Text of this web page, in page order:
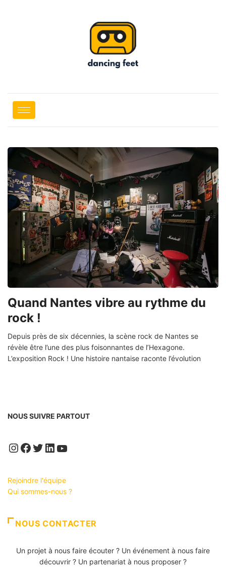
Quand Nantes vibre au rythme du
rock !
Depuis près de six décennies, la scène rock de Nantes se
révèle être l’une des plus foisonnantes de l’Hexagone.
L’exposition Rock ! Une histoire nantaise raconte l’évolution
NOUS SUIVRE PARTOUT
Instagram
Facebook
Twitter
LinkedIn
YouTube
Rejoindre l'équipe
Qui sommes-nous ?
NOUS CONTACTER
Un projet à nous faire écouter ? Un événement à nous faire
découvrir ? Un partenariat à nous proposer ?